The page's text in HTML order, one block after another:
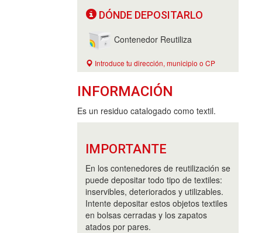
DÓNDE DEPOSITARLO
Contenedor Reutiliza
Introduce tu dirección, municipio o CP
INFORMACIÓN
Es un residuo catalogado como textil.
IMPORTANTE
En los contenedores de reutilización se
puede depositar todo tipo de textiles:
inservibles, deteriorados y utilizables.
Intente depositar estos objetos textiles
en bolsas cerradas y los zapatos
atados por pares.